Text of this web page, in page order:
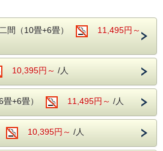
風呂は片品渓谷の流れを感じなが
冬は雪見をしながらの入浴にも風
す。
■
ケ
グレードアッププランが登場！！
れた深海魚『金目の煮付け』が
に１尾
ぜひお召し上がりください。
の提供はお夕食時となります。
名に1尾つき、お子様は対象外とな
間（10畳+6畳）
11,495円～
10,395円～ /人
畳+6畳） 11,495円～ /人
10,395円～ /人